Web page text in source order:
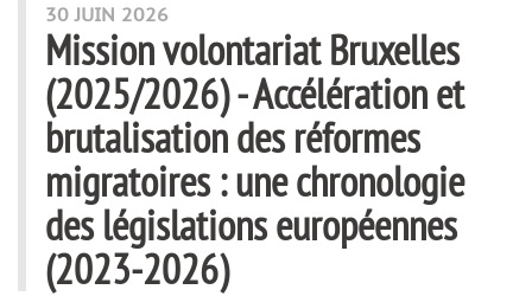
30 JUIN 2026
Mission volontariat Bruxelles
(2025/2026) - Accélération et
brutalisation des réformes
migratoires : une chronologie
des législations européennes
(2023-2026)